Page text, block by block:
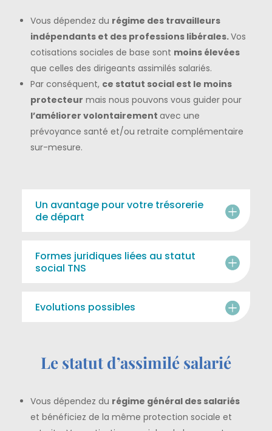
Vous dépendez du régime des travailleurs
indépendants et des professions libérales.Vos
cotisations sociales de base sont moins élevées
que celles des dirigeants assimilés salariés.
Par conséquent, ce statut social est le moins
protecteur mais nous pouvons vous guider pour
l’améliorer volontairement avec une
prévoyance santé et/ou retraite complémentaire
sur-mesure.
Un avantage pour votre trésorerie
de départ
Formes juridiques liées au statut
social TNS
Evolutions possibles
Le statut d’assimilé salarié
Vous dépendez du régime général des salariés
et bénéficiez de la même protection sociale et